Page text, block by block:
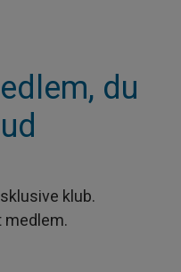
du
klub.
medlem.